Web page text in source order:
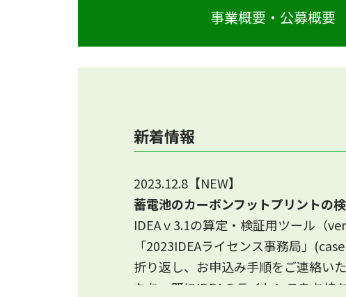
事業概要・公募概要
新着情報
2023.12.8【NEW】
蓄電池のカーボンフットプリントの
IDEAｖ3.1の算定・検証用ツール（
「2023IDEAライセンス事務局」
折り返し、お申込み手順をご連絡いた
なお、既にIDEAのライセンスをお持